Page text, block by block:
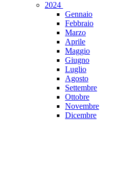
2024
Gennaio
Febbraio
Marzo
Aprile
Maggio
Giugno
Luglio
Agosto
Settembre
Ottobre
Novembre
Dicembre